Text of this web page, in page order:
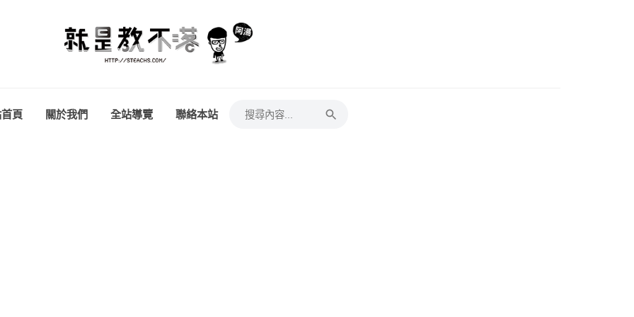
頁 關於我們 全站導覽 聯絡本站